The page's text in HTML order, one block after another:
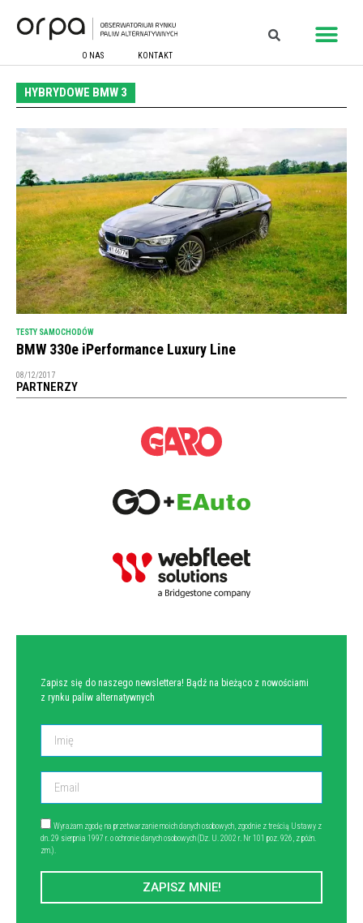
O NAS KONTAKT
HYBRYDOWE BMW 3
TESTY SAMOCHODÓW
BMW 330e iPerformance Luxury Line
08/12/2017
PARTNERZY
Zapisz się do naszego newslettera! Bądź na bieżąco z nowościami
z rynku paliw alternatywnych
Wyrażam zgodę na przetwarzanie moich danych osobowych, zgodnie z treścią Ustawy z
dn. 29 sierpnia 1997 r. o ochronie danych osobowych (Dz. U. 2002 r. Nr 101 poz. 926, z późn.
zm.).
ZAPISZ MNIE!